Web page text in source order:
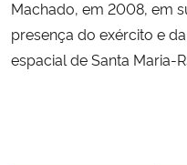
Machado, em 2008, em
presença do exército e
espacial de Santa Maria-